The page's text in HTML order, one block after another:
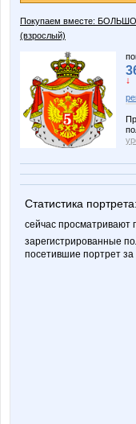
Покупаем вместе:
(взрослый)
↓
Статистика портрета:
сейчас просматривают
зарегистрированные
посетившие портрет за